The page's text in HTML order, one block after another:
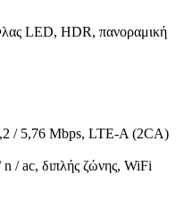
LED, HDR, πανοραμική
/ 5,76 Mbps, LTE-A (2CA)
/ ac, διπλής ζώνης, WiFi